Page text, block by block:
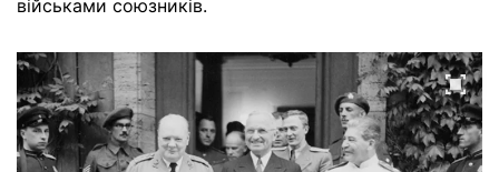
військами союзників.